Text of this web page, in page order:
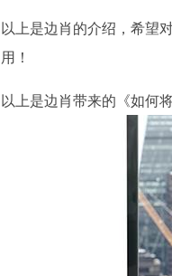
以上是边肖的介绍，希望
用！
以上是边肖带来的《如何